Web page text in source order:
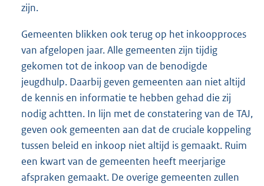
zijn.
Gemeenten blikken ook terug op het inkoopproces
van afgelopen jaar. Alle gemeenten zijn tijdig
gekomen tot de inkoop van de benodigde
jeugdhulp. Daarbij geven gemeenten aan niet altijd
de kennis en informatie te hebben gehad die zij
nodig achtten. In lijn met de constatering van de TAJ,
geven ook gemeenten aan dat de cruciale koppeling
tussen beleid en inkoop niet altijd is gemaakt. Ruim
een kwart van de gemeenten heeft meerjarige
afspraken gemaakt. De overige gemeenten zullen